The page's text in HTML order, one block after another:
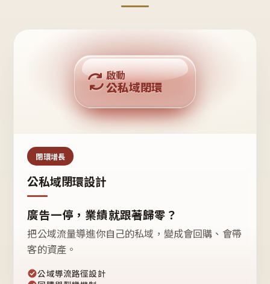
公域流量
私域鐵粉
回購複利
啟動
公私域閉環
閉環增長
公私域閉環設計
廣告一停，業績就跟著歸零？
把公域流量導進你自己的私域，變成會回購、會帶
客的資產。
公域導流路徑設計